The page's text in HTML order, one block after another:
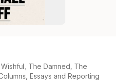
The Damned, The
Essays and Reporting